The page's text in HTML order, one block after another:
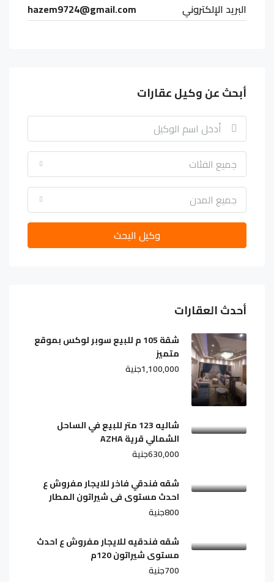
البريد الإلكتروني
hazem9724@gmail.com
أبحث عن وكيل عقارات
جميع الفئات
جميع المدن
وكيل البحث
أحدث العقارات
شقة 105 م للبيع سوبر لوكس بموقع
متميز
1,100,000جنية
شاليه 123 متر للبيع في الساحل
الشمالي قرية AZHA
630,000جنية
شقه فندقي فاخر للايجار مفروش ع
احدث مستوى فى شيراتون المطار
800جنية
شقه فندقيه للايجار مفروش ع احدث
مستوى شيراتون 120م
700جنية